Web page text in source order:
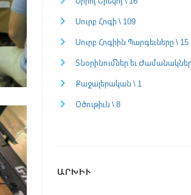
Սուրբ Հոգի \ 109
Սուրբ Հոգիին Պարգեւները \ 15
Տնօրինումներ եւ
Քաջալերական \ 1
Օծութիւն \ 8
ԱՐԽԻՒ